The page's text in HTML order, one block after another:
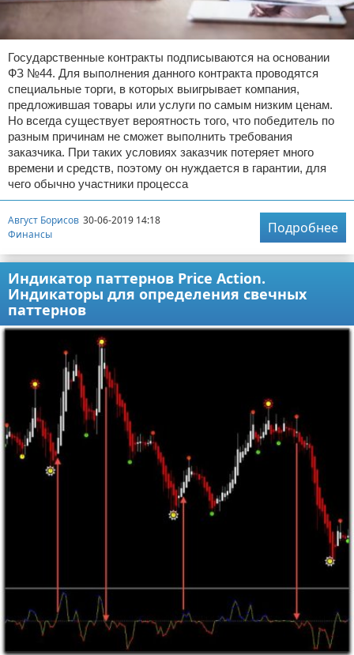
Государственные контракты подписываются на основании
ФЗ №44. Для выполнения данного контракта проводятся
специальные торги, в которых выигрывает компания,
предложившая товары или услуги по самым низким ценам.
Но всегда существует вероятность того, что победитель по
разным причинам не сможет выполнить требования
заказчика. При таких условиях заказчик потеряет много
времени и средств, поэтому он нуждается в гарантии, для
чего обычно участники процесса
Август Борисов 30-06-2019 14:18
Финансы
Подробнее
Индикатор паттернов Price Action.
Индикаторы для определения свечных
паттернов